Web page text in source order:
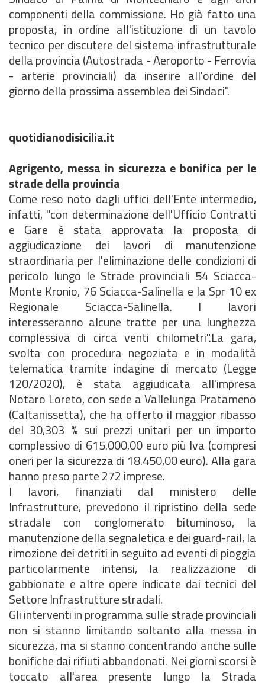
componenti della commissione. Ho già fatto una
proposta, in ordine all'istituzione di un tavolo
tecnico per discutere del sistema infrastrutturale
della provincia (Autostrada - Aeroporto - Ferrovia
- arterie provinciali) da inserire all'ordine del
giorno della prossima assemblea dei Sindaci".
quotidianodisicilia.it
Agrigento, messa in sicurezza e bonifica per le
strade della provincia
Come reso noto dagli uffici dell'Ente intermedio,
infatti, "con determinazione dell'Ufficio Contratti
e Gare è stata approvata la proposta di
aggiudicazione dei lavori di manutenzione
straordinaria per l'eliminazione delle condizioni di
pericolo lungo le Strade provinciali 54 Sciacca-
Monte Kronio, 76 Sciacca-Salinella e la Spr 10 ex
Regionale Sciacca-Salinella. I lavori
interesseranno alcune tratte per una lunghezza
complessiva di circa venti chilometri".La gara,
svolta con procedura negoziata e in modalità
telematica tramite indagine di mercato (Legge
120/2020), è stata aggiudicata all'impresa
Notaro Loreto, con sede a Vallelunga Pratameno
(Caltanissetta), che ha offerto il maggior ribasso
del 30,303 % sui prezzi unitari per un importo
complessivo di 615.000,00 euro più Iva (compresi
oneri per la sicurezza di 18.450,00 euro). Alla gara
hanno preso parte 272 imprese.
I lavori, finanziati dal ministero delle
Infrastrutture, prevedono il ripristino della sede
stradale con conglomerato bituminoso, la
manutenzione della segnaletica e dei guard-rail, la
rimozione dei detriti in seguito ad eventi di pioggia
particolarmente intensi, la realizzazione di
gabbionate e altre opere indicate dai tecnici del
Settore Infrastrutture stradali.
Gli interventi in programma sulle strade provinciali
non si stanno limitando soltanto alla messa in
sicurezza, ma si stanno concentrando anche sulle
bonifiche dai rifiuti abbandonati. Nei giorni scorsi è
toccato all'area presente lungo la Strada